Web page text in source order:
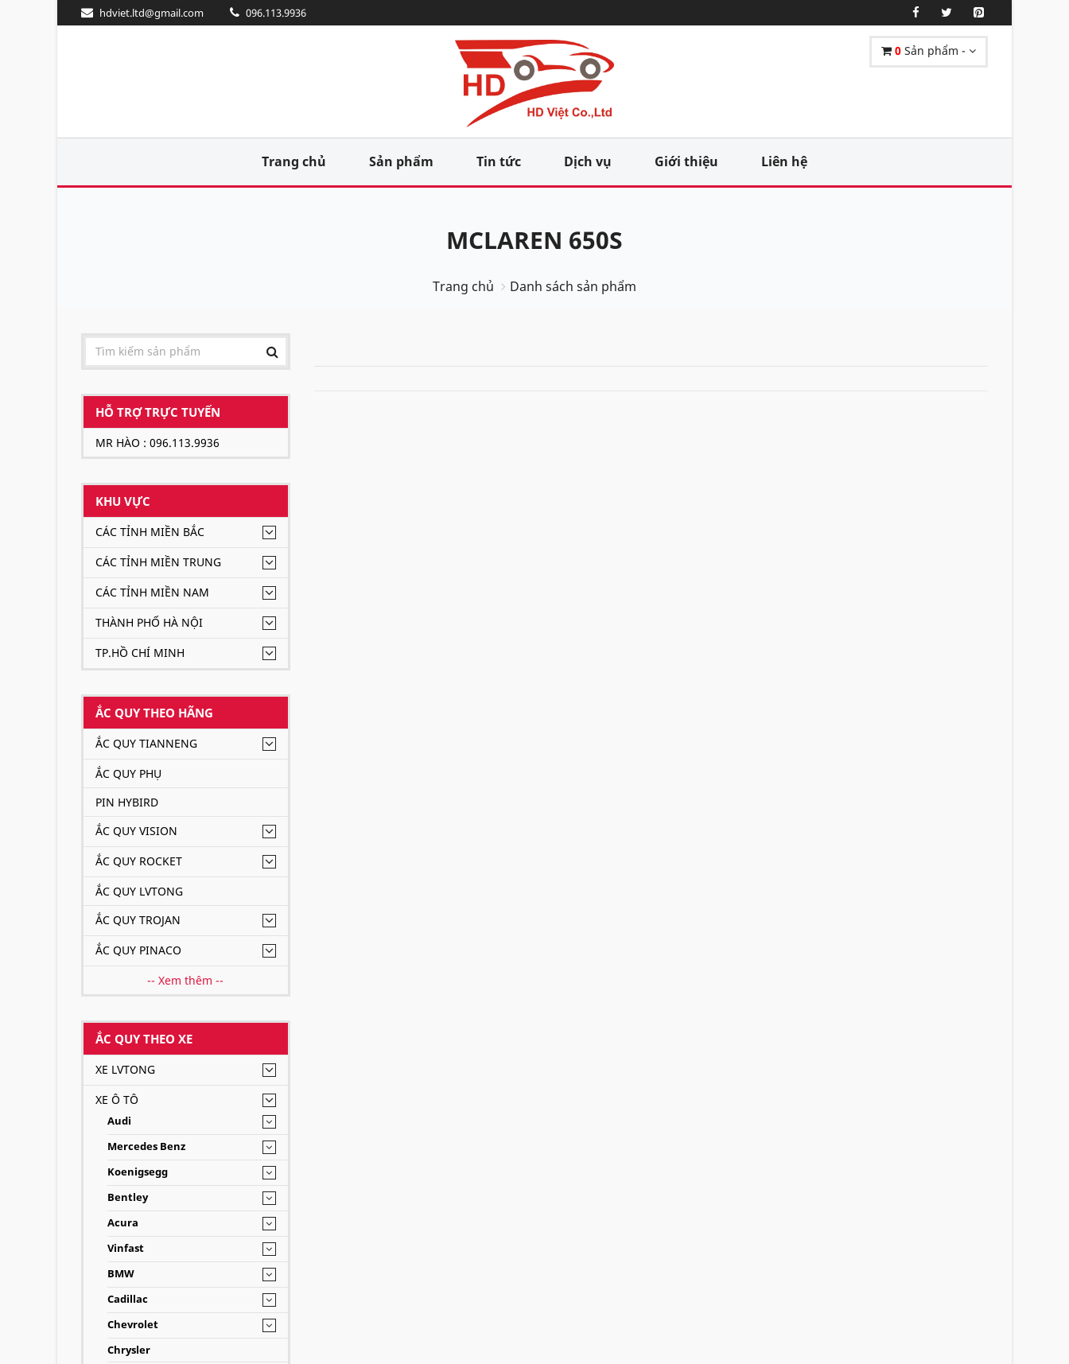
hdviet.ltd@gmail.com 096.113.9936
0 Sản phẩm -
Trang chủ Sản phẩm Tin tức Dịch vụ Giới thiệu Liên hệ
MCLAREN 650S
Trang chủ Danh sách sản phẩm
HỖ TRỢ TRỰC TUYẾN
MR HÀO : 096.113.9936
KHU VỰC
CÁC TỈNH MIỀN BẮC
CÁC TỈNH MIỀN TRUNG
CÁC TỈNH MIỀN NAM
THÀNH PHỐ HÀ NỘI
TP.HỒ CHÍ MINH
ẮC QUY THEO HÃNG
ẮC QUY TIANNENG
ẮC QUY PHỤ
PIN HYBIRD
ẮC QUY VISION
ẮC QUY ROCKET
ẮC QUY LVTONG
ẮC QUY TROJAN
ẮC QUY PINACO
-- Xem thêm --
ẮC QUY THEO XE
XE LVTONG
XE Ô TÔ
Audi
Mercedes Benz
Koenigsegg
Bentley
Acura
Vinfast
BMW
Cadillac
Chevrolet
Chrysler